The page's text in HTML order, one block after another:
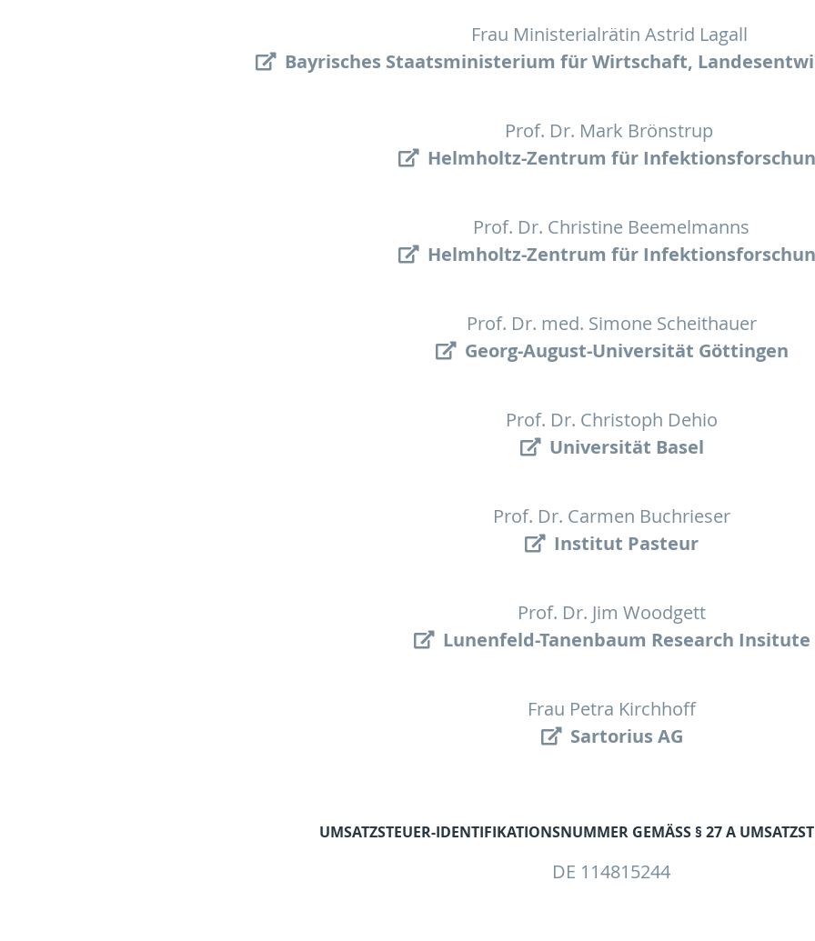
Frau Ministerialrätin Astrid Lagall
Bayrisches Staatsministerium für Wirtschaft,
Prof. Dr. Mark Brönstrup
Helmholtz-Zentrum für
Prof. Dr. Christine Beemelmanns
Helmholtz-Zentrum für
Prof. Dr. med. Simone Scheithauer
Georg-August-Universität Göttingen
Prof. Dr. Christoph Dehio
Universität Basel
Prof. Dr. Carmen Buchrieser
Institut Pasteur
Prof. Dr. Jim Woodgett
Lunenfeld-Tanenbaum Research Insitute
Frau Petra Kirchhoff
Sartorius AG
UMSATZSTEUER-IDENTIFIKATIONSNUMMER GEMÄSS § 27 A
DE 114815244